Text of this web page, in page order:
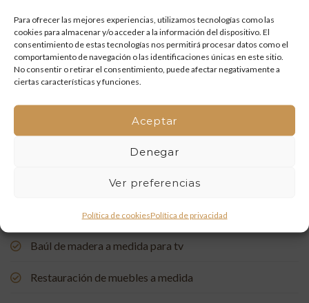
Para ofrecer las mejores experiencias, utilizamos tecnologías como las
cookies para almacenar y/o acceder a la información del dispositivo. El
consentimiento de estas tecnologías nos permitirá procesar datos como el
comportamiento de navegación o las identificaciones únicas en este sitio.
No consentir o retirar el consentimiento, puede afectar negativamente a
ciertas características y funciones.
Aceptar
Denegar
Ver preferencias
Política de cookiesPolítica de privacidad
Mueble de baño a medida con acabado en nogal
Un rincón de estudio único: restauración y carpintería a
medida
Restauración de una Capelleta de Visita Domiciliaria: Un
Vínculo con la Tradición
Puerta de entrada a medida, de madera de pino suecia
Baúl de madera a medida para tv
Restauración de muebles a medida